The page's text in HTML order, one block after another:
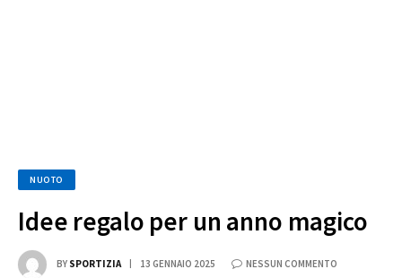
NUOTO
Idee regalo per un anno magico
BY SPORTIZIA 13 GENNAIO 2025 NESSUN COMMENTO